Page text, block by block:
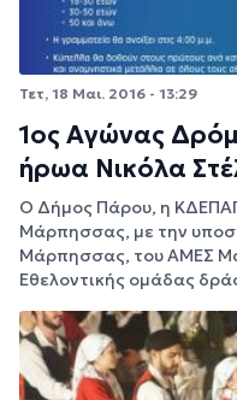
Τετ, 18 Μαι. 2016 - 13:29
1ος Αγώνας
ήρωα Νικόλα
Ο Δήμος Πάρου, η
Μάρπησσας, με την
Μάρπησσας, του ΑΜΕΣ
Εθελοντικής ομάδας